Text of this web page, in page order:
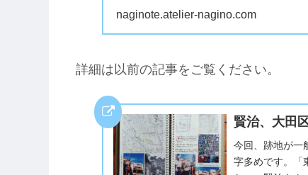
った?5日経過し
naginote.atelier-nagino.com
詳細は以前の記事をご覧ください。
賢治、大田
今回、跡地が一
字多めです。「